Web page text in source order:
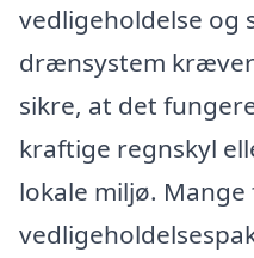
vedligeholdelse og
drænsystem
sikre, at det
kraftige regnskyl
lokale miljø.